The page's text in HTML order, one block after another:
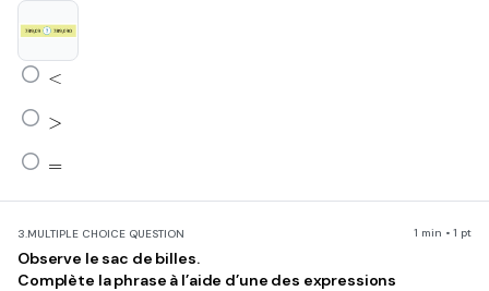
<
<
>
>
=
=
3.MULTIPLE CHOICE QUESTION 1 min • 1 pt
Observe le sac de billes.
Complète la phrase à l’aide d’une des expressions